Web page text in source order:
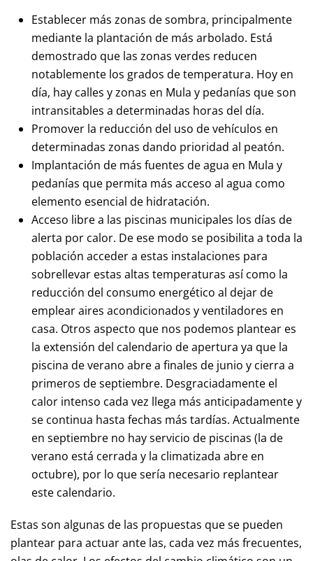
Establecer más zonas de sombra, principalmente
mediante la plantación de más arbolado. Está
demostrado que las zonas verdes reducen
notablemente los grados de temperatura. Hoy en
día, hay calles y zonas en Mula y pedanías que son
intransitables a determinadas horas del día.
Promover la reducción del uso de vehículos en
determinadas zonas dando prioridad al peatón.
Implantación de más fuentes de agua en Mula y
pedanías que permita más acceso al agua como
elemento esencial de hidratación.
Acceso libre a las piscinas municipales los días de
alerta por calor. De ese modo se posibilita a toda la
población acceder a estas instalaciones para
sobrellevar estas altas temperaturas así como la
reducción del consumo energético al dejar de
emplear aires acondicionados y ventiladores en
casa. Otros aspecto que nos podemos plantear es
la extensión del calendario de apertura ya que la
piscina de verano abre a finales de junio y cierra a
primeros de septiembre. Desgraciadamente el
calor intenso cada vez llega más anticipadamente y
se continua hasta fechas más tardías. Actualmente
en septiembre no hay servicio de piscinas (la de
verano está cerrada y la climatizada abre en
octubre), por lo que sería necesario replantear
este calendario.
Estas son algunas de las propuestas que se pueden
plantear para actuar ante las, cada vez más frecuentes,